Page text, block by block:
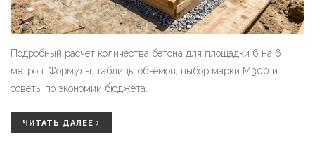
Подробный расчет количества бетона для площадки 6 на 6
метров. Формулы, таблицы объемов, выбор марки М300 и
советы по экономии бюджета.
ЧИТАТЬ ДАЛЕЕ